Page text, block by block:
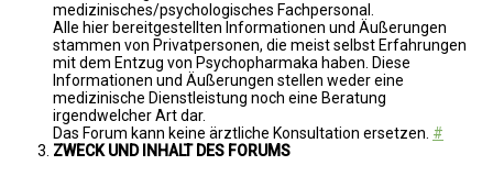
medizinisches/psychologisches Fachpersonal.
Alle hier bereitgestellten Informationen und Äußerungen
stammen von Privatpersonen, die meist selbst Erfahrungen
mit dem Entzug von Psychopharmaka haben. Diese
Informationen und Äußerungen stellen weder eine
medizinische Dienstleistung noch eine Beratung
irgendwelcher Art dar.
Das Forum kann keine ärztliche Konsultation ersetzen. #
ZWECK UND INHALT DES FORUMS